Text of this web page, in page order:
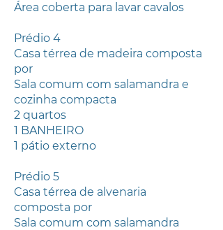
Área coberta para lavar cavalos
Prédio 4
Casa térrea de madeira composta
por
Sala comum com salamandra e
cozinha compacta
2 quartos
1 BANHEIRO
1 pátio externo
Prédio 5
Casa térrea de alvenaria
composta por
Sala comum com salamandra